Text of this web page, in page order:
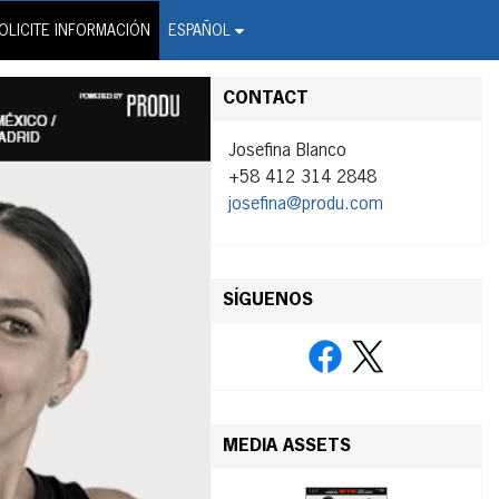
INFORMACIÓN ESPAÑOL
Wire Service
CONTACT
Josefina Blanco
+58 412 314 2848
josefina@produ.com
SÍGUENOS
MEDIA ASSETS